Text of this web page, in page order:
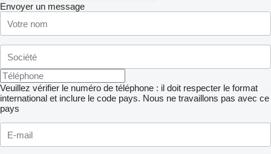
Envoyer un message
Veuillez vérifier le numéro de téléphone : il doit respecter le format
international et inclure le code pays. Nous ne travaillons pas avec ce
pays